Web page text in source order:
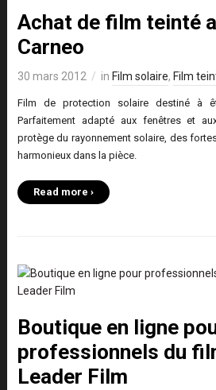
Achat de film teinté
Carneo
30 mars 2012 in Film solaire, Film
Film de protection solaire destiné à
Parfaitement adapté aux fenêtres et
protège du rayonnement solaire, des
harmonieux dans la pièce.
Read more ›
Boutique en ligne
professionnels du
Leader Film